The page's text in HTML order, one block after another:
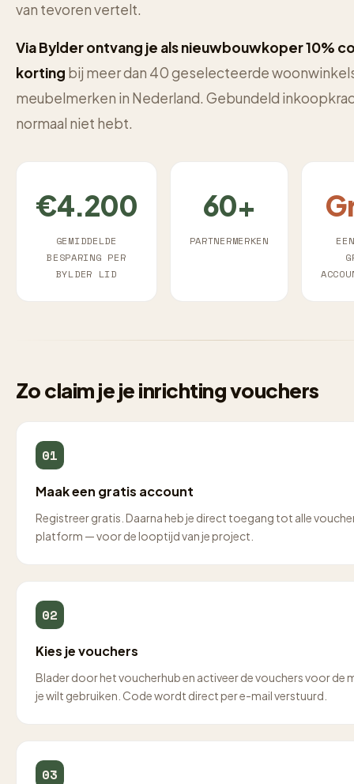
van tevoren vertelt.
Via Bylder ontvang je als nieuwbouwkoper 10%
korting bij meer dan 40 geselecteerde
meubelmerken in Nederland. Gebundeld
normaal niet hebt.
€4.200
GEMIDDELDE
BESPARING PER
BYLDER LID
60+
PARTNERMERKEN
Zo claim je je inrichting vouchers
01
Maak een gratis account
Registreer gratis. Daarna heb je direct toegang tot alle
platform — voor de looptijd van je project.
02
Kies je vouchers
Blader door het voucherhub en activeer de vouchers voor de
je wilt gebruiken. Code wordt direct per e-mail verstuurd.
03